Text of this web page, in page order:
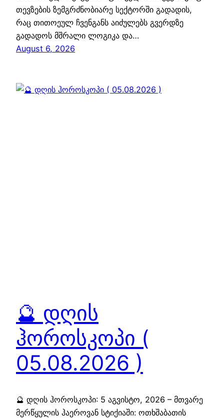
თევზების ზემგრძნობიარე სექტორში გადადის,
რაც თითოეულ ჩვენგანს აიძულებს გვერდზე
გადადოს მშრალი ლოგიკა და…
August 6, 2026
🔮 დღის
ჰოროსკოპი (
05.08.2026 )
🔮 დღის ჰოროსკოპი: 5 აგვისტო, 2026 – მთვარე
მერწყულის ჰაეროვან სტიქიაში: ოთხშაბათის